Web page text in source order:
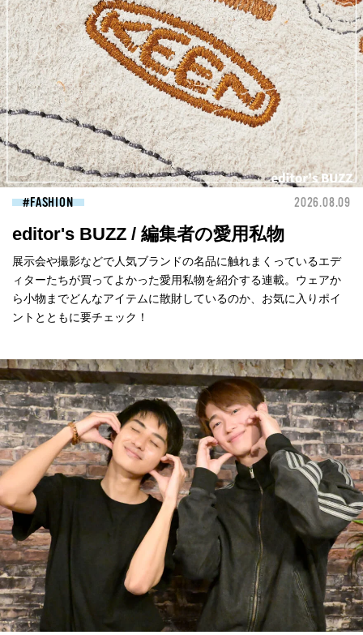
FASHION 2026.08.09
editor's BUZZ / 編集者の愛用私物
展示会や撮影などで人気ブランドの名品に触れまくっているエデ
ィターたちが買ってよかった愛用私物を紹介する連載。ウェアか
ら小物までどんなアイテムに散財しているのか、お気に入りポイ
ントとともに要チェック！